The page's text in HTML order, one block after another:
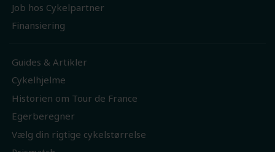
Job hos Cykelpartner
Finansiering
Guides & Artikler
Cykelhjelme
Historien om Tour de France
Egerberegner
Vælg din rigtige cykelstørrelse